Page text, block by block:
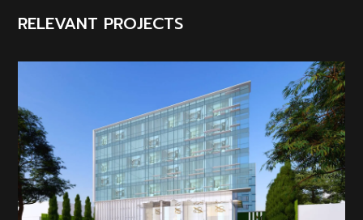
RELEVANT PROJECTS